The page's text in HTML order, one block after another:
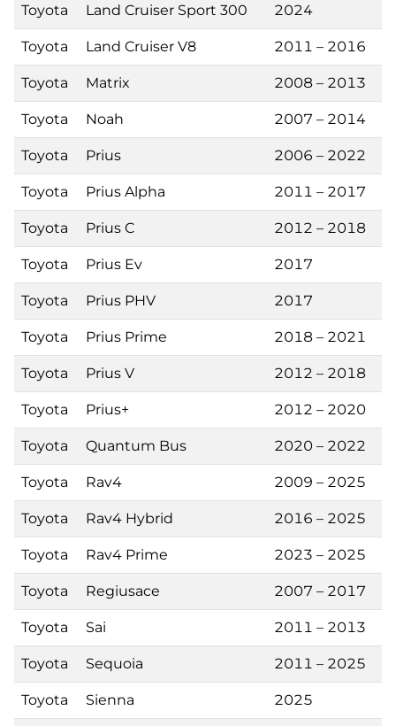
Toyota Land Cruiser Sport 300 2024
Toyota Land Cruiser V8 2011 – 2016
Toyota Matrix 2008 – 2013
Toyota Noah 2007 – 2014
Toyota Prius 2006 – 2022
Toyota Prius Alpha 2011 – 2017
Toyota Prius C 2012 – 2018
Toyota Prius Ev 2017
Toyota Prius PHV 2017
Toyota Prius Prime 2018 – 2021
Toyota Prius V 2012 – 2018
Toyota Prius+ 2012 – 2020
Toyota Quantum Bus 2020 – 2022
Toyota Rav4 2009 – 2025
Toyota Rav4 Hybrid 2016 – 2025
Toyota Rav4 Prime 2023 – 2025
Toyota Regiusace 2007 – 2017
Toyota Sai 2011 – 2013
Toyota Sequoia 2011 – 2025
Toyota Sienna 2025